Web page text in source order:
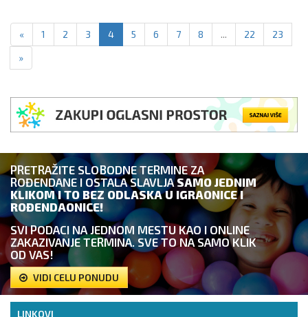
« 1 2 3 4 5 6 7 8 ... 22
23
»
PRETRAŽITE SLOBODNE TERMINE ZA
ROĐENDANE I OSTALA SLAVLJASAMO JEDNIM
KLIKOM I TO BEZ ODLASKA U IGRAONICE I
ROĐENDAONICE!
SVI PODACI NA JEDNOM MESTU KAO I ONLINE
ZAKAZIVANJE TERMINA. SVE TO NA SAMO KLIK
OD VAS!
VIDI CELU PONUDU
LINKOVI